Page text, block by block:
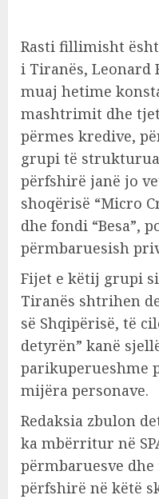
Rasti fillimisht
i Tiranës, Leonard
muaj hetime
mashtrimit dhe
përmes kredive,
grupi të
përfshirë janë jo
shoqërisë “Micro
dhe fondi “Besa”,
përmbaruesish
Fijet e këtij grupi
Tiranës shtrihen
së Shqipërisë, të
detyrën” kanë
parikuperueshme
mijëra personave.
Redaksia zbulon
ka mbërritur në
përmbaruesve
përfshirë në këtë